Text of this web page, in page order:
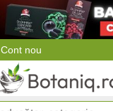
Cont nou